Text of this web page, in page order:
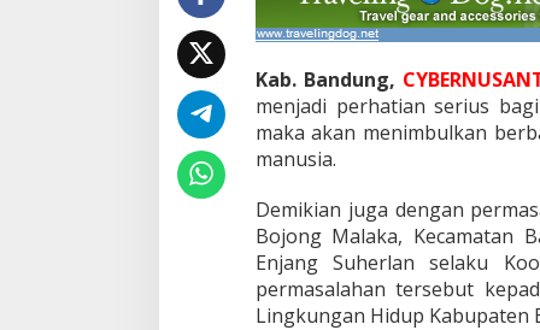
e
n
a
n
d
u
A
t
i
s
i
Kab. Bandung,
menjadi perhatian serius
maka akan menimbulkan
manusia.
Demikian juga dengan
Bojong Malaka, Kecamatan
Enjang Suherlan selaku
permasalahan tersebut
Lingkungan Hidup Kabupaten